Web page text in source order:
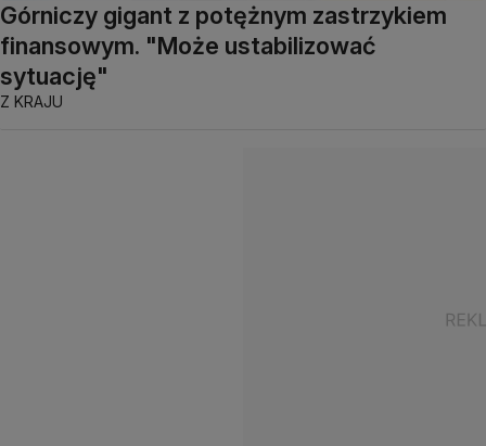
Górniczy gigant z potężnym zastrzykiem
finansowym. "Może ustabilizować
sytuację"
Z KRAJU